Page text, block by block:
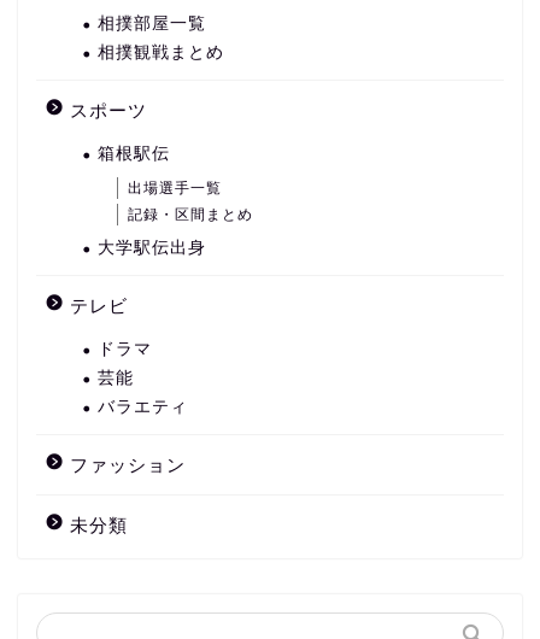
相撲部屋一覧
相撲観戦まとめ
スポーツ
箱根駅伝
出場選手一覧
記録・区間まとめ
大学駅伝出身
テレビ
ドラマ
芸能
バラエティ
ファッション
未分類